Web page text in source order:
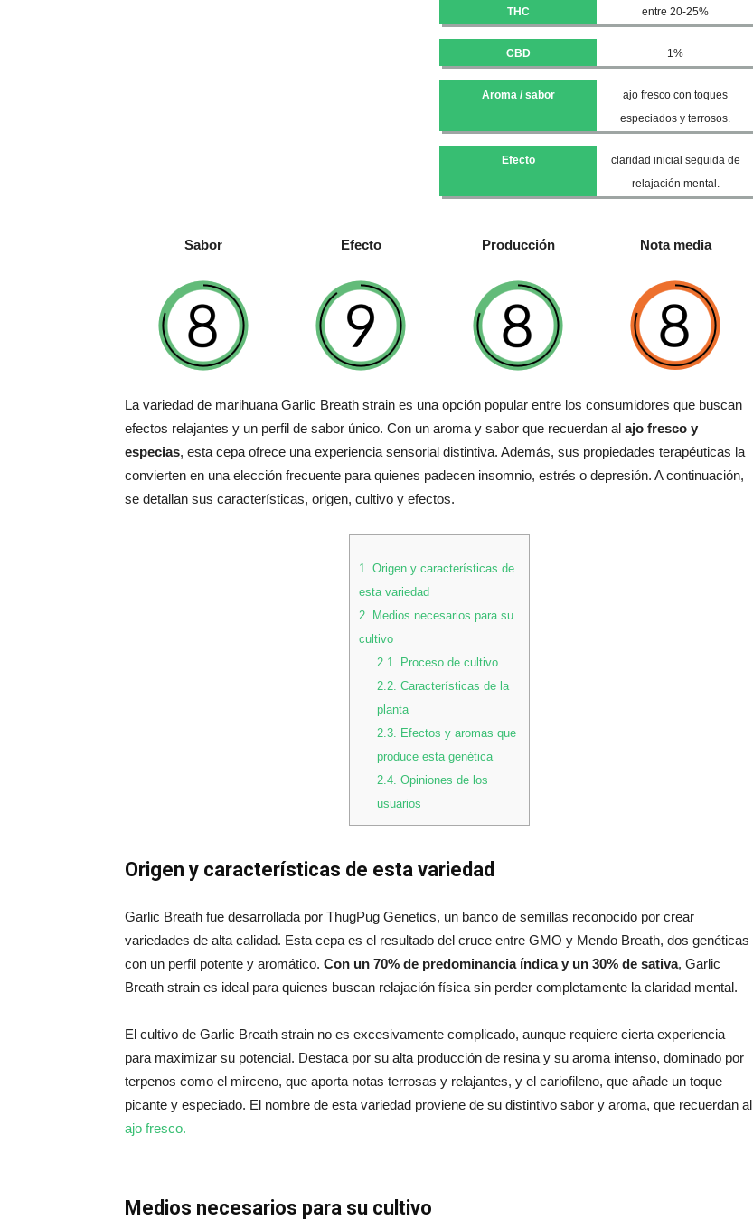
THC entre 20-25%
CBD 1%
Aroma / sabor
ajo fresco con toques
especiados y terrosos.
Efecto
claridad inicial seguida de
relajación mental.
Sabor Efecto Producción Nota media
La variedad de marihuana Garlic Breath strain es una opción popular entre los consumidores que buscan
efectos relajantes y un perfil de sabor único. Con un aroma y sabor que recuerdan al ajo fresco y
especias, esta cepa ofrece una experiencia sensorial distintiva. Además, sus propiedades terapéuticas la
convierten en una elección frecuente para quienes padecen insomnio, estrés o depresión. A continuación,
se detallan sus características, origen, cultivo y efectos.
1. Origen y características de
esta variedad
2. Medios necesarios para su
cultivo
2.1. Proceso de cultivo
2.2. Características de la
planta
2.3. Efectos y aromas que
produce esta genética
2.4. Opiniones de los
usuarios
Origen y características de esta variedad
Garlic Breath fue desarrollada por ThugPug Genetics, un banco de semillas reconocido por crear
variedades de alta calidad. Esta cepa es el resultado del cruce entre GMO y Mendo Breath, dos genéticas
con un perfil potente y aromático. Con un 70% de predominancia índica y un 30% de sativa, Garlic
Breath strain es ideal para quienes buscan relajación física sin perder completamente la claridad mental.
El cultivo de Garlic Breath strain no es excesivamente complicado, aunque requiere cierta experiencia
para maximizar su potencial. Destaca por su alta producción de resina y su aroma intenso, dominado por
terpenos como el mirceno, que aporta notas terrosas y relajantes, y el cariofileno, que añade un toque
picante y especiado. El nombre de esta variedad proviene de su distintivo sabor y aroma, que recuerdan al
ajo fresco.
Medios necesarios para su cultivo